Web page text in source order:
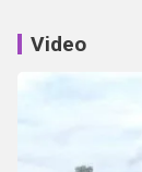
Video